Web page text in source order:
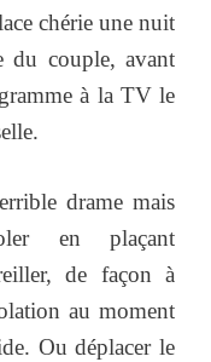
chérie une nuit
du couple, avant
à la TV le
drame mais
en plaçant
de façon à
au moment
Ou déplacer le